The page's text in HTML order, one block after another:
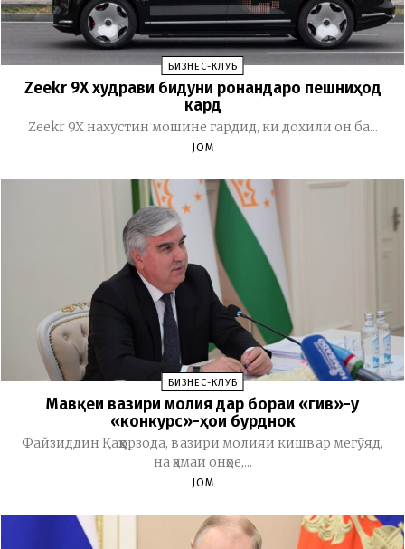
БИЗНЕС-КЛУБ
Zeekr 9X худрави бидуни ронандаро пешниҳод
кард
Zeekr 9X нахустин мошине гардид, ки дохили он ба...
JOM
БИЗНЕС-КЛУБ
Мавқеи вазири молия дар бораи «гив»-у
«конкурс»-ҳои бурднок
Файзиддин Қаҳҳорзода, вазири молияи кишвар мегӯяд,
на ҳамаи онҳое,...
JOM